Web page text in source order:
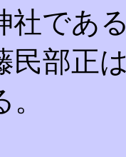
社であ
民部正